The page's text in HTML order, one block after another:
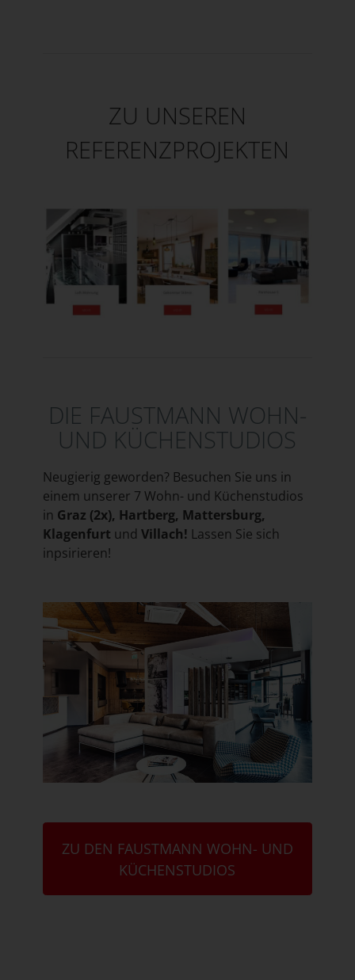
ZU UNSEREN
REFERENZPROJEKTEN
DIE FAUSTMANN WOHN-
UND KÜCHENSTUDIOS
Neugierig geworden? Besuchen Sie uns in
einem unserer 7 Wohn- und Küchenstudios
in Graz (2x), Hartberg, Mattersburg,
Klagenfurt und Villach! Lassen Sie sich
inpsirieren!
ZU DEN FAUSTMANN WOHN- UND
KÜCHENSTUDIOS